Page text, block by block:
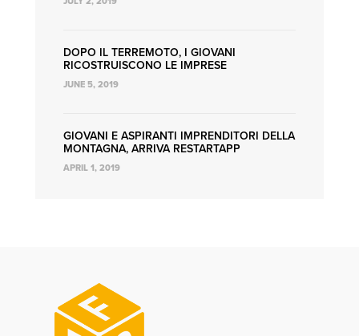
DOPO IL TERREMOTO, I GIOVANI
RICOSTRUISCONO LE IMPRESE
JUNE 5, 2019
GIOVANI E ASPIRANTI IMPRENDITORI DELLA
MONTAGNA, ARRIVA RESTARTAPP
APRIL 1, 2019